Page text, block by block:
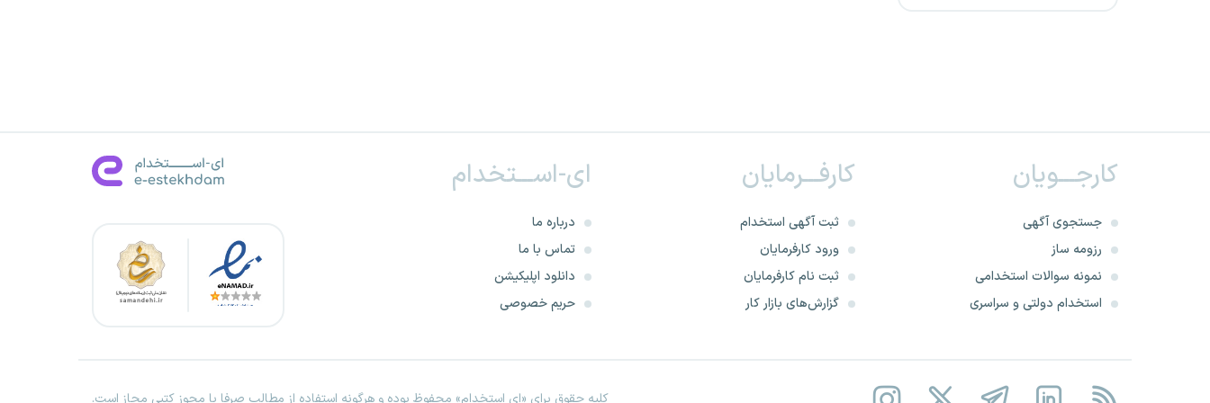
شرکت پتروشیمی خارک
شرکت پترو پارس
شرکت پتروشیمی کارون در بندر
سازمان ملی زمین و مسکن
کارجـــویان
جستجوی آگهی
رزومه ساز
نمونه سوالات استخدامی
استخدام دولتی و سراسری
کارفـــرمایان
ثبت آگهی استخدام
ورود کارفرمایان
ثبت نام کارفرمایان
گزارش‌های بازار کار
ای-اســـتخدام
درباره ما
تماس با ما
دانلود اپلیکیشن
حریم خصوصی
کلیه حقوق برای «ای استخدام» محفوظ بوده و هرگونه استفاده از مطالب صرفا با مجوز کتبی مجاز است.